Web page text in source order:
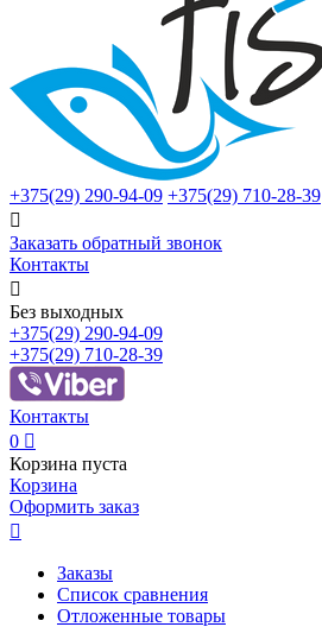
+375(29) 290-94-09 +375(29) 710-28-39

Заказать обратный звонок
Контакты

Без выходных
+375(29) 290-94-09
+375(29) 710-28-39
Контакты
0 
Корзина пуста
Корзина
Оформить заказ

Заказы
Список сравнения
Отложенные товары